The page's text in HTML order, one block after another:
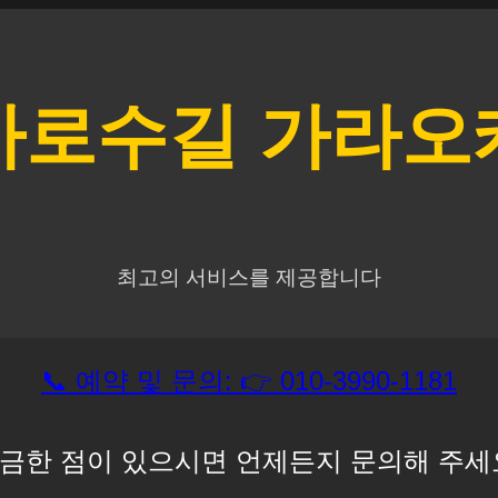
로수길 가라오
최고의 서비스를 제공합니다
📞 예약 및 문의: 👉 010-3990-1181
한 점이 있으시면 언제든지 문의해 주세